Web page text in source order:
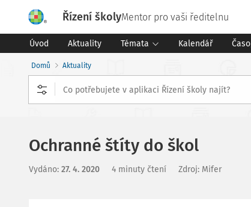
Řízení školyMentor pro vaši ředitelnu
Úvod Aktuality Témata Kalendář
Domů Aktuality
Ochranné štíty do škol
Vydáno: 27. 4. 2020 4 minuty čtení Zdroj: Mifer